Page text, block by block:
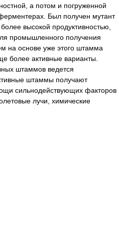
а потом и погруженной
Был получен мутант
высокой продуктивностью,
промышленного получения
на основе уже этого штамма
более активные варианты.
штаммов ведется
штаммы получают
сильнодействующих факторов
лучи, химические